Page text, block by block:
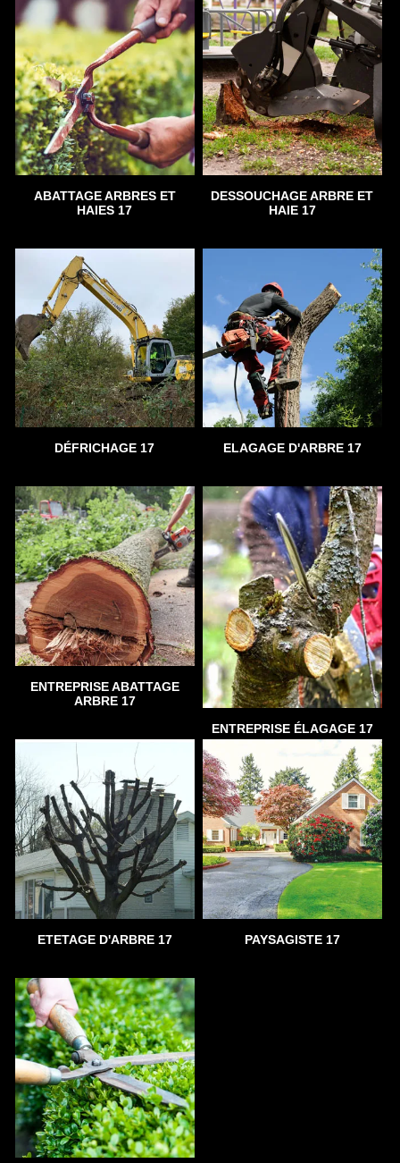
ABATTAGE ARBRES ET
HAIES 17
DESSOUCHAGE ARBRE ET
HAIE 17
DÉFRICHAGE 17 ELAGAGE D'ARBRE 17
ENTREPRISE ABATTAGE
ARBRE 17
ENTREPRISE ÉLAGAGE 17
ETETAGE D'ARBRE 17 PAYSAGISTE 17